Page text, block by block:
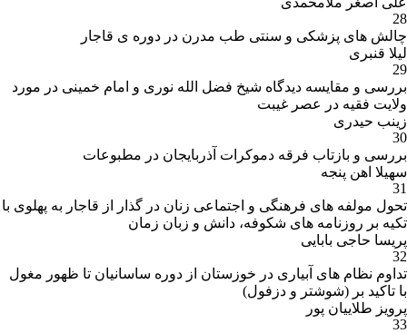
28
چالش های پزشکی و سنتی طب مدرن در دوره ی قاجار
لیلا قنبری
29
بررسی و مقایسه دیدگاه شیخ فضل الله نوری و امام خمینی در مورد
ولایت فقیه در عصر غیبت
زینب حیدری
30
بررسی و بازتاب فرقه دموکرات آذربایجان در مطبوعات
سهیلا اهن پنجه
31
تحول مولفه های فرهنگی و اجتماعی زنان در گذار از قاجار به پهلوی با
تکیه بر روزنامه های شکوفه، دانش و زبان زمان
پریسا حاجی بابایی
32
تداوم نظام های آبیاری در خوزستان از دوره ساسانیان تا ظهور مغول
با تاکید بر (شوشتر و دزفول)
پرویز طلاییان پور
33